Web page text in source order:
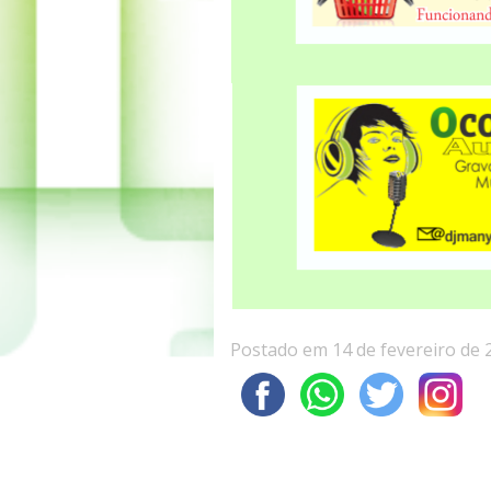
Postado em 14 de fevereiro de